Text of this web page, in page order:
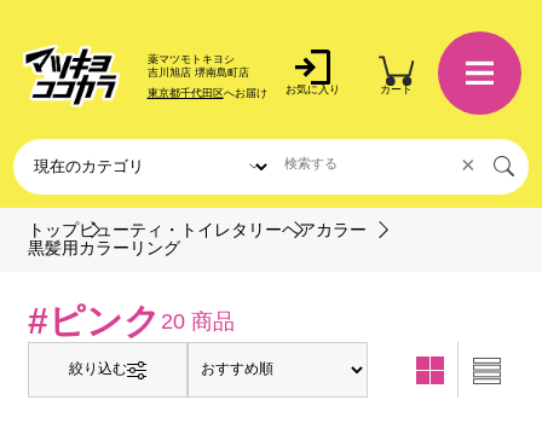
薬マツモトキヨシ
吉川旭店 堺南島町店
東京都千代田区へお届け お気に入り カート
×
トップビューティ・トイレタリーヘアカラー
黒髪用カラーリング
#ピンク 20 商品
絞り込む